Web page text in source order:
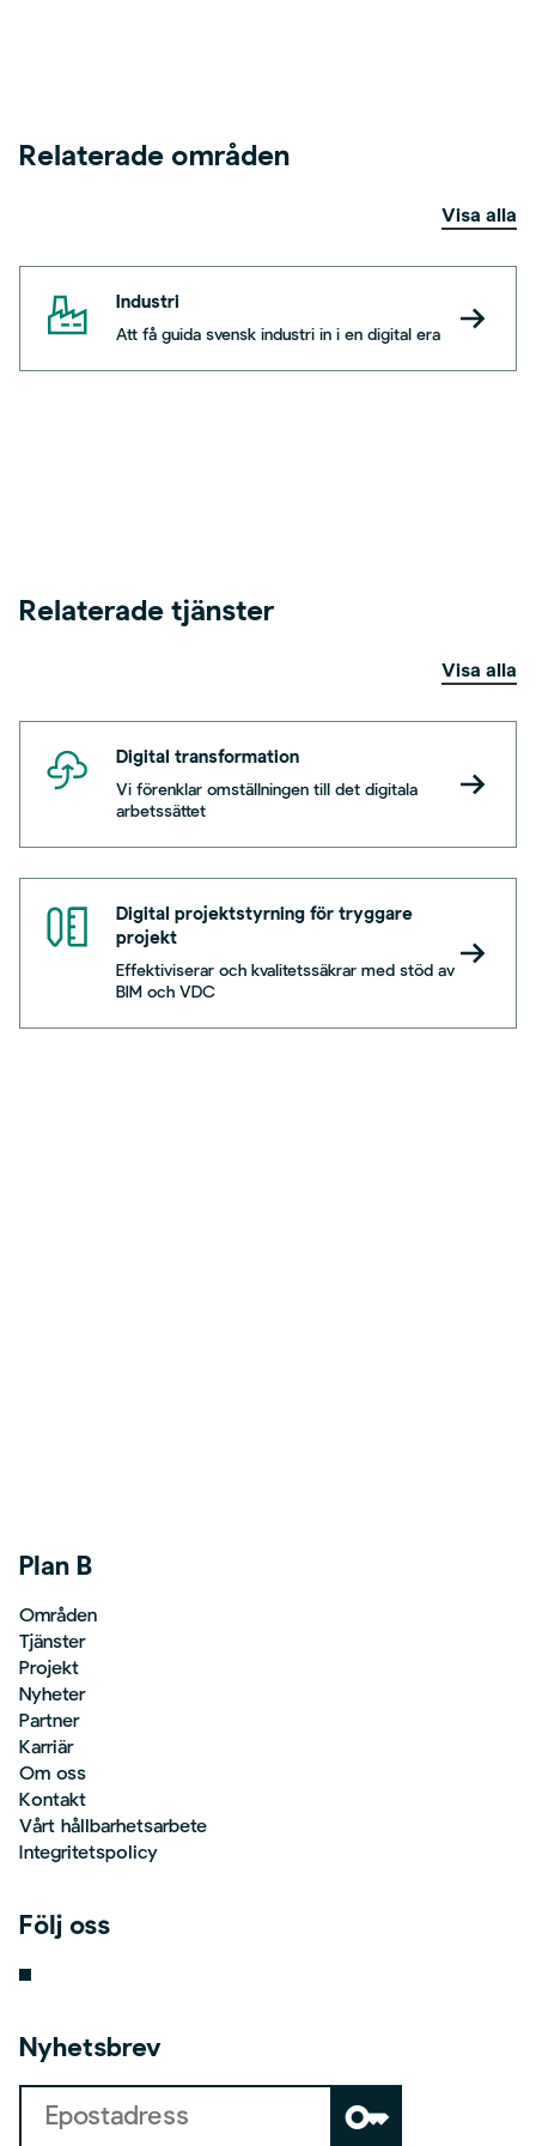
Relaterade områden
Visa alla
Industri
Att få guida svensk industri in i en digital era
Relaterade tjänster
Visa alla
Digital transformation
Vi förenklar omställningen till det digitala
arbetssättet
Digital projektstyrning för tryggare
projekt
Effektiviserar och kvalitetssäkrar med stöd av
BIM och VDC
Plan B
Områden
Tjänster
Projekt
Nyheter
Partner
Karriär
Om oss
Kontakt
Vårt hållbarhetsarbete
Integritetspolicy
Följ oss
Nyhetsbrev
key